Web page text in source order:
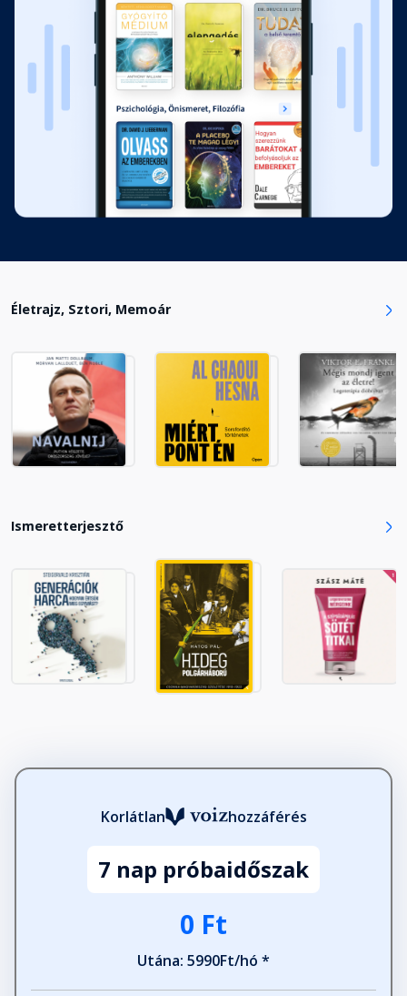
Táncolnak, a Napba nézve
Fejezet hossza: 00:23:20
Ne bántsd a fákat!
Fejezet hossza: 00:27:10
Göngyöljük föl a világot!
A fenn-lenn, előre-hátra, jeges-
tüzes ellentétpárok
Kővé vált vér
Fejezet hossza: 00:55:18
Életrajz, Sztori, Memoár
Ismeretterjesztő
Korlátlan hozzáférés
7 nap próbaidőszak
0 Ft
Utána: 5990Ft/hó *